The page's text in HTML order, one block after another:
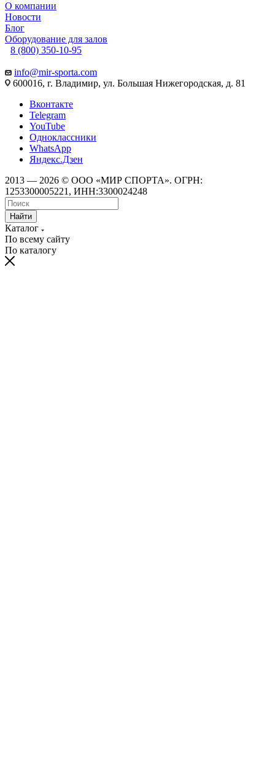
О компании
Новости
Блог
Оборудование для залов
8 (800) 350-10-95
info@mir-sporta.com
600016, г. Владимир, ул. Большая Нижегородская, д. 81
Вконтакте
Telegram
YouTube
Одноклассники
WhatsApp
Яндекс.Дзен
2013 — 2026 © ООО «МИР СПОРТА». ОГРН:
1253300005221, ИНН:3300024248
Найти
Каталог
По всему сайту
По каталогу